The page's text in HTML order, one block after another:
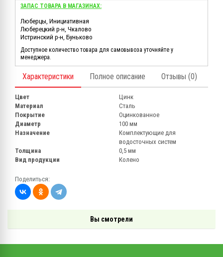
ЗАПАС ТОВАРА В МАГАЗИНАХ:
Люберцы, Инициативная
Люберецкий р-н, Чкалово
Истринский р-н, Буньково
Доступное количество товара для самовывоза уточняйте у
менеджера.
Характеристики Полное описание Отзывы (0)
Цвет
Цинк
Материал
Сталь
Покрытие
Оцинкованное
Диаметр
100 мм
Назначение
Комплектующие для
водосточных систем
Толщина
0,5 мм
Вид продукции
Колено
Поделиться:
Вы смотрели